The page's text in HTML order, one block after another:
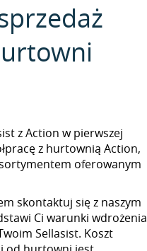
z Action w pierwszej
z hurtownią Action,
oferowanym
skontaktuj się z naszym
Ci warunki wdrożenia
Sellasist. Koszt